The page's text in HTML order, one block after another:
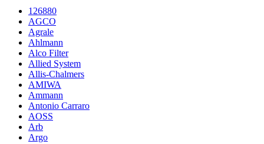
126880
AGCO
Agrale
Ahlmann
Alco Filter
Allied System
Allis-Chalmers
AMIWA
Ammann
Antonio Carraro
AOSS
Arb
Argo